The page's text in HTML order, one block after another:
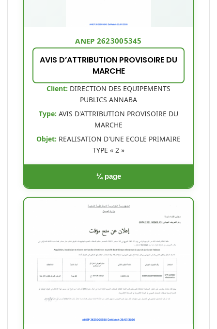
ANEP 2623005345
AVIS D’ATTRIBUTION PROVISOIRE DU
MARCHE
Client: DIRECTION DES EQUIPEMENTS
PUBLICS ANNABA
Type:AVIS D'ATTRIBUTION PROVISOIRE DU
MARCHE
Objet: REALISATION D'UNE ECOLE PRIMAIRE
TYPE « 2 »
¼ page